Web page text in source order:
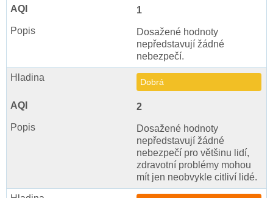
1
Dosažené hodnoty
nepředstavují žádné
nebezpečí.
Dobrá
2
Dosažené hodnoty
nepředstavují žádné
nebezpečí pro většinu lidí,
zdravotní problémy mohou
mít jen neobvykle citliví lidé.